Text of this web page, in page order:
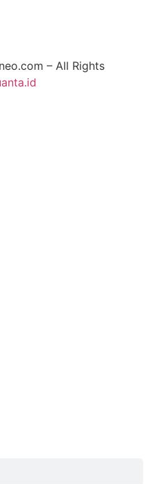
– All Rights